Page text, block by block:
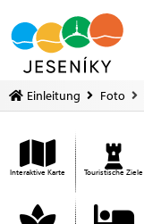
Einleitung Foto
Interaktive Karte Touristische Ziele